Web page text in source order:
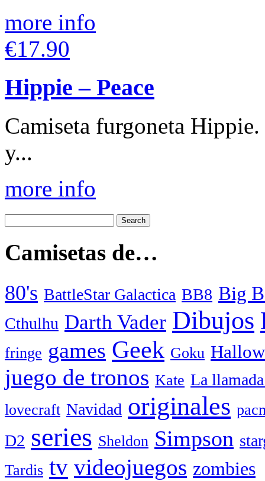
more info
€17.90
Hippie – Peace
Camiseta furgoneta
y...
more info
Camisetas de…
80's BattleStar Galactica BB8 Big
Cthulhu Darth Vader Dibujos
fringe games Geek Goku
juego de tronos Kate La
lovecraft Navidad originales
D2 series Sheldon Simpson
Tardis tv videojuegos zombies